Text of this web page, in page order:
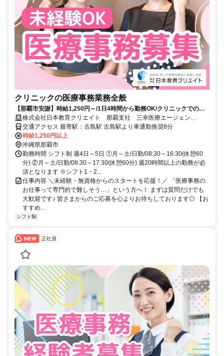
クリニックの医療事務業務全般
【那覇市安謝】時給1,250円～/1日4時間から勤務OK/クリニックでの医
療事務
株式会社日本教育クリエイト 那覇支社 三幸医療エージェン
ト/217677
交通アクセス 最寄駅：古島駅 古島駅より車通勤推奨8分
時給1,250円以上
沖縄県那覇市
勤務時間 シフト制 週4日～5日 ①月～土/日勤/08:30～16:30(休憩60
分) ②月～土/日勤/08:30～17:30(休憩60分) 週20時間以上の勤務が必
須となります ※シフト1・2...
仕事内容 ＼未経験・無資格からのスタートを応援！／ 「医療事務の
お仕事って専門的で難しそう…」という方へ！ まずは質問だけでも
大歓迎です♪ 皆さまからのご応募を心よりお待ちしております◎ 【お
すすめ...
シフト制
正社員